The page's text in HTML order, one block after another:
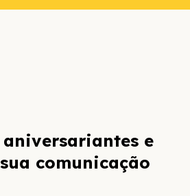
aniversariantes e
comunicação